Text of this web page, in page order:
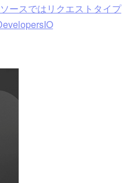
ースではリクエストタイプ